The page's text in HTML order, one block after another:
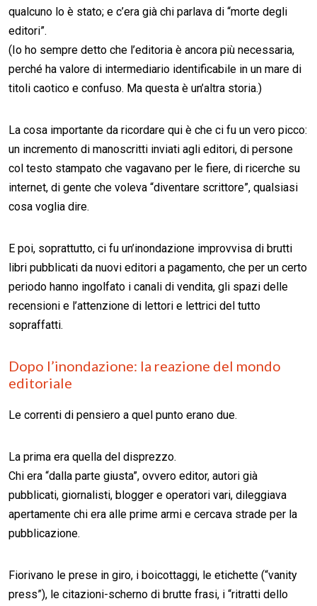
qualcuno lo è stato; e c’era già chi parlava di “morte degli
editori”.
(Io ho sempre detto che l’editoria è ancora più necessaria,
perché ha valore di intermediario identificabile in un mare di
titoli caotico e confuso. Ma questa è un’altra storia.)
La cosa importante da ricordare qui è che ci fu un vero picco:
un incremento di manoscritti inviati agli editori, di persone
col testo stampato che vagavano per le fiere, di ricerche su
internet, di gente che voleva “diventare scrittore”, qualsiasi
cosa voglia dire.
E poi, soprattutto, ci fu un’inondazione improvvisa di brutti
libri pubblicati da nuovi editori a pagamento, che per un certo
periodo hanno ingolfato i canali di vendita, gli spazi delle
recensioni e l’attenzione di lettori e lettrici del tutto
sopraffatti.
Dopo l’inondazione: la reazione del mondo
editoriale
Le correnti di pensiero a quel punto erano due.
La prima era quella del disprezzo.
Chi era “dalla parte giusta”, ovvero editor, autori già
pubblicati, giornalisti, blogger e operatori vari, dileggiava
apertamente chi era alle prime armi e cercava strade per la
pubblicazione.
Fiorivano le prese in giro, i boicottaggi, le etichette (“vanity
press”), le citazioni-scherno di brutte frasi, i “ritratti dello